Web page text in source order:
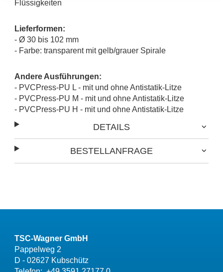
Flüssigkeiten
Lieferformen:
- Ø 30 bis 102 mm
- Farbe: transparent mit gelb/grauer Spirale
Andere Ausführungen:
- PVCPress-PU L - mit und ohne Antistatik-Litze
- PVCPress-PU M - mit und ohne Antistatik-Litze
- PVCPress-PU H - mit und ohne Antistatik-Litze
DETAILS
BESTELLANFRAGE
TSC-Wagner GmbH
Pappelweg 2
D - 02627 Kubschütz